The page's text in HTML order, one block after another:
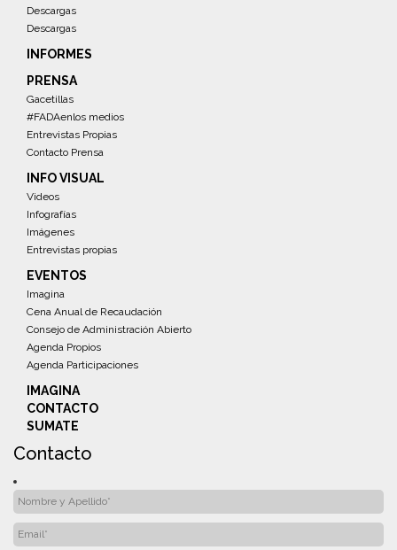
Descargas
Descargas
INFORMES
PRENSA
Gacetillas
#FADAenlos medios
Entrevistas Propias
Contacto Prensa
INFO VISUAL
Videos
Infografías
Imágenes
Entrevistas propias
EVENTOS
Imagina
Cena Anual de Recaudación
Consejo de Administración Abierto
Agenda Propios
Agenda Participaciones
IMAGINA
CONTACTO
SUMATE
Contacto